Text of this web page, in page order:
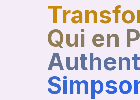
Qui en